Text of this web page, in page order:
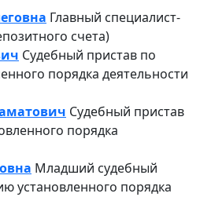
Главный специалист-
счета)
Судебный пристав по
порядка деятельности
Судебный пристав
порядка
Младший судебный
установленного порядка